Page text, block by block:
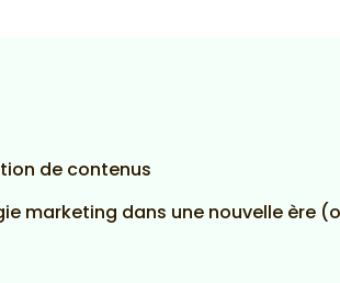
de contenus
marketing dans une nouvelle ère